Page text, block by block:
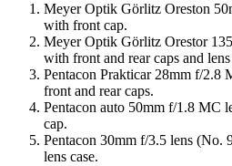
Meyer Optik Görlitz Oreston
with front cap.
Meyer Optik Görlitz Orestor
with front and rear caps and
Pentacon Prakticar 28mm f/2.8
front and rear caps.
Pentacon auto 50mm f/1.8 MC
cap.
Pentacon 30mm f/3.5 lens (No.
lens case.